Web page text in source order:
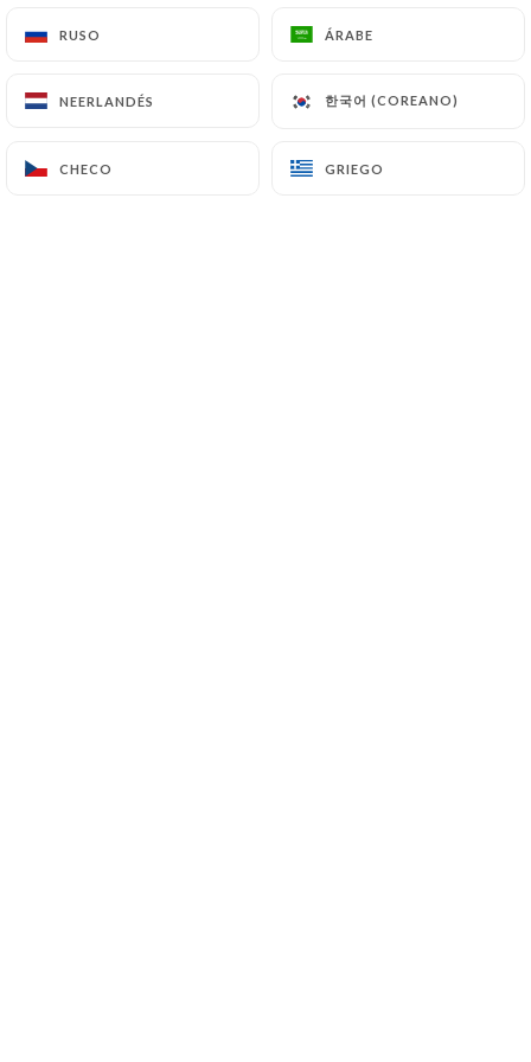
MENÚ
RUSO ÁRABE
NEERLANDÉS 한국어 (COREANO)
CHECO GRIEGO
RUSO ÁRABE
NEERLANDÉS 한국어 (COREANO)
CHECO GRIEGO